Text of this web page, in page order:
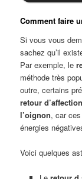
Comment faire
Si vous vous
sachez qu’il
Par exemple, le
méthode très
outre, certains
retour
l’oignon, car
énergies
Voici quelques